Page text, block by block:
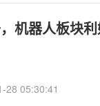
机器人板块
28 05:30:41